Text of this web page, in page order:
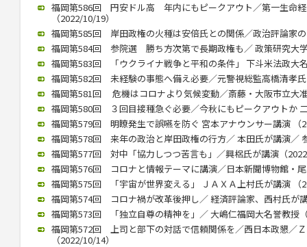
福岡第586回 円安ドル高 年内にもピークアウト／第一生命
（2022/10/19）
福岡第585回 岸田政権の火種は安倍氏との関係／政治評論家
福岡第584回 参院選 勝ち方次第で長期政権も／ 政策研究大
福岡第583回 「ウクライナ戦争と平和の条件」 下斗米法政大
福岡第582回 未経験の事態へ備え必要／元警視総監高橋清孝
福岡第581回 危機はコロナより気候変動／斎藤・大阪市立大
福岡第580回 ３回目接種急ぐ必要／今秋にもピークアウトか
福岡第579回 明瞭発生で誤嚥を防ぐ 宮本アナウンサー講演 （
福岡第578回 来年の政治と岸田政権の行方／ 本田氏が講演／
福岡第577回 対中「協力しつつ苦言も」／興梠氏が講演（
福岡第576回 コロナと情報テーマに講演／日本新聞博物館・
福岡第575回 「宇宙が世界変える」 ＪＡＸＡ上村氏が講演 （
福岡第574回 コロナ禍が改革後押し／ 経済評論家、西村氏が
福岡第573回 「独立自尊の精神を」／ 大嶋仁福岡大名誉教授
福岡第572回 上司と部下の対話で信頼関係を／西日本政懇／
（2022/10/14）